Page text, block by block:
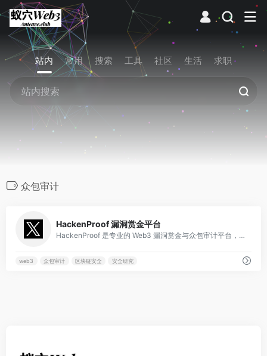
站内 常用 搜索 工具 社区 生活 求职
众包审计
HackenProof 漏洞赏金平台
HackenProof 是专业的 Web3 漏洞赏金与众包审计平台，拥有 400+ 项目，累计发放超 2600 万美元赏金，连接安全研究员与区块链项目。
web3 众包审计 区块链安全 安全研究